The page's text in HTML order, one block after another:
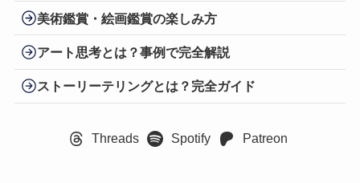
美術鑑賞・絵画鑑賞の楽しみ方
アート思考とは？事例で完全解説
ストーリーテリングとは？完全ガイド
Threads Spotify Patreon